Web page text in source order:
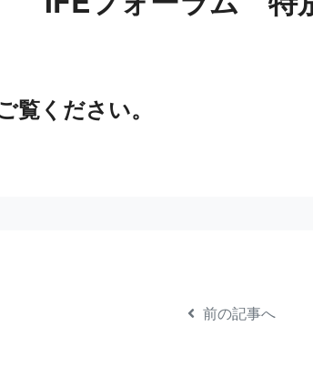
覧ください。
前の記事へ